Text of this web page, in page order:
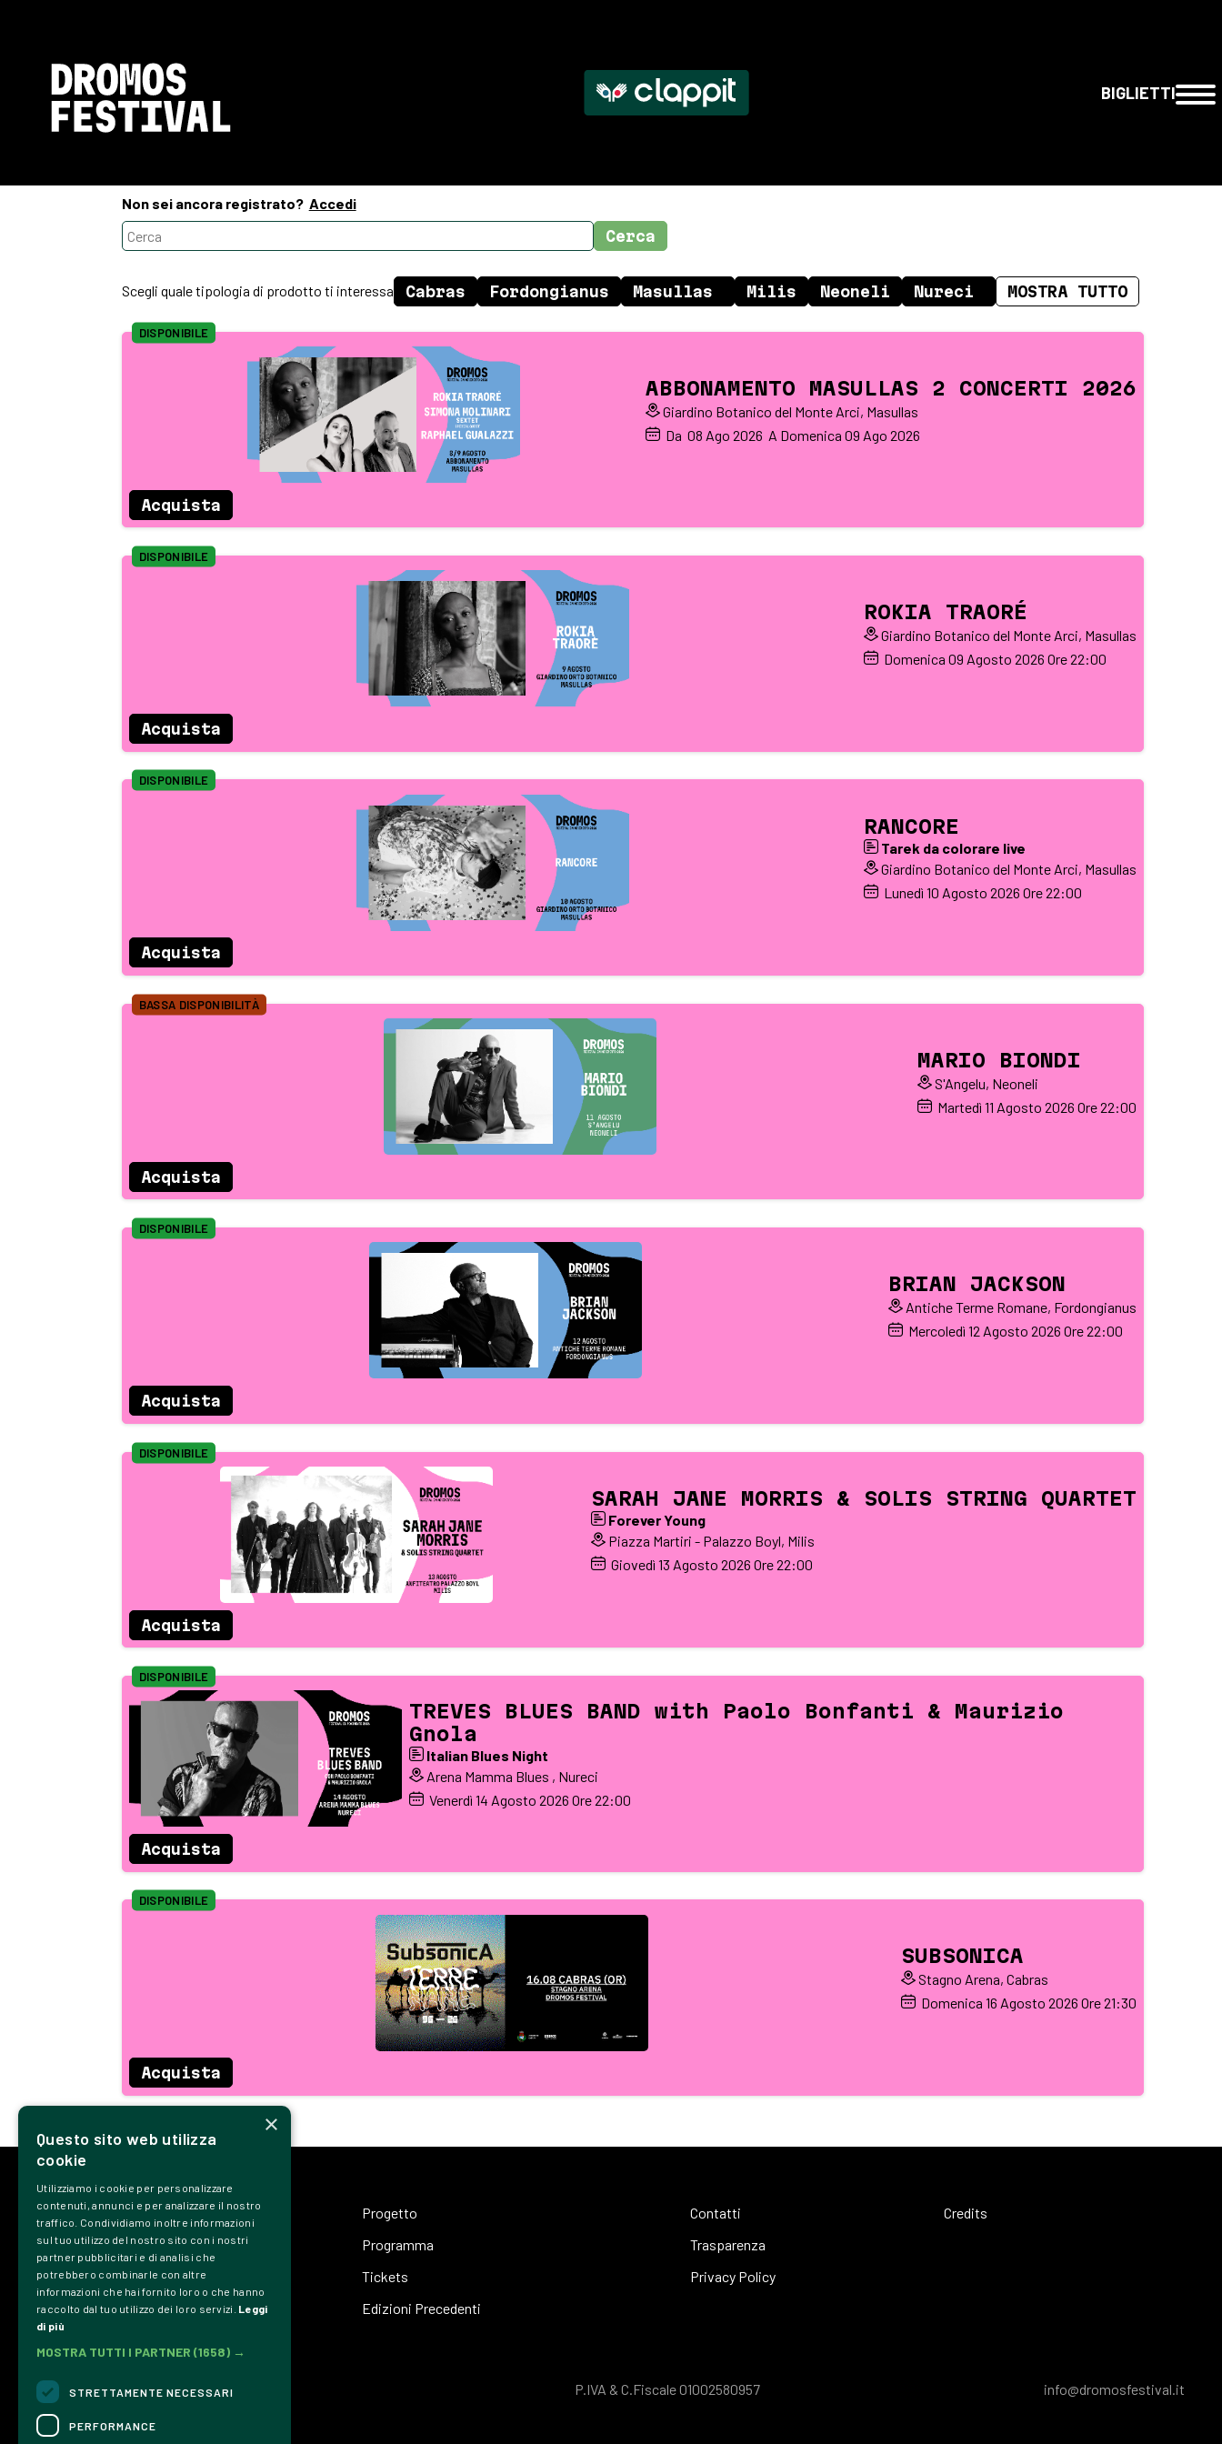
BIGLIETTI
Non sei ancora registrato? Accedi
Scegli quale tipologia di prodotto ti interessa
ABBONAMENTO MASULLAS 2 CONCERTI 2026
Giardino Botanico del Monte Arci, Masullas
Da 08 Ago 2026 A Domenica 09 Ago 2026
DISPONIBILE
Acquista
ROKIA TRAORÉ
Giardino Botanico del Monte Arci, Masullas
Domenica 09 Agosto 2026 Ore 22:00
DISPONIBILE
Acquista
RANCORE
Tarek da colorare live
Giardino Botanico del Monte Arci, Masullas
Lunedì 10 Agosto 2026 Ore 22:00
DISPONIBILE
Acquista
MARIO BIONDI
S'Angelu, Neoneli
Martedì 11 Agosto 2026 Ore 22:00
BASSA DISPONIBILITÀ
Acquista
BRIAN JACKSON
Antiche Terme Romane, Fordongianus
Mercoledì 12 Agosto 2026 Ore 22:00
DISPONIBILE
Acquista
SARAH JANE MORRIS & SOLIS STRING QUARTET
Forever Young
Piazza Martiri - Palazzo Boyl, Milis
Giovedì 13 Agosto 2026 Ore 22:00
DISPONIBILE
Acquista
TREVES BLUES BAND with Paolo Bonfanti & Maurizio
Gnola
Italian Blues Night
Arena Mamma Blues , Nureci
Venerdì 14 Agosto 2026 Ore 22:00
DISPONIBILE
Acquista
SUBSONICA
Stagno Arena, Cabras
Domenica 16 Agosto 2026 Ore 21:30
DISPONIBILE
Acquista
Progetto
Programma
Tickets
Edizioni Precedenti
Contatti
Trasparenza
Privacy Policy
Credits
Associazione Culturale Dromos P.IVA & C.Fiscale 01002580957 info@dromosfestival.it
×
Questo sito web utilizza
cookie
Utilizziamo i cookie per personalizzare
contenuti, annunci e per analizzare il nostro
traffico. Condividiamo inoltre informazioni
sul tuo utilizzo del nostro sito con i nostri
partner pubblicitari e di analisi che
potrebbero combinarle con altre
informazioni che hai fornito loro o che hanno
raccolto dal tuo utilizzo dei loro servizi. Leggi
di più
MOSTRA TUTTI I PARTNER (1658) →
STRETTAMENTE NECESSARI
PERFORMANCE